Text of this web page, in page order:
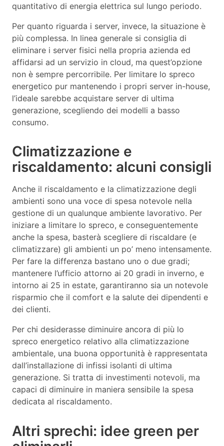
quantitativo di energia elettrica sul lungo periodo.
Per quanto riguarda i server, invece, la situazione è
più complessa. In linea generale si consiglia di
eliminare i server fisici nella propria azienda ed
affidarsi ad un servizio in cloud, ma quest’opzione
non è sempre percorribile. Per limitare lo spreco
energetico pur mantenendo i propri server in-house,
l’ideale sarebbe acquistare server di ultima
generazione, scegliendo dei modelli a basso
consumo.
Climatizzazione e
riscaldamento: alcuni consigli
Anche il riscaldamento e la climatizzazione degli
ambienti sono una voce di spesa notevole nella
gestione di un qualunque ambiente lavorativo. Per
iniziare a limitare lo spreco, e conseguentemente
anche la spesa, basterà scegliere di riscaldare (e
climatizzare) gli ambienti un po’ meno intensamente.
Per fare la differenza bastano uno o due gradi;
mantenere l’ufficio attorno ai 20 gradi in inverno, e
intorno ai 25 in estate, garantiranno sia un notevole
risparmio che il comfort e la salute dei dipendenti e
dei clienti.
Per chi desiderasse diminuire ancora di più lo
spreco energetico relativo alla climatizzazione
ambientale, una buona opportunità è rappresentata
dall’installazione di infissi isolanti di ultima
generazione. Si tratta di investimenti notevoli, ma
capaci di diminuire in maniera sensibile la spesa
dedicata al riscaldamento.
Altri sprechi: idee green per